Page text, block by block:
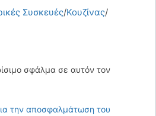
Συσκευές Κουζίνας
σφάλμα σε αυτόν τον
την αποσφαλμάτωση του